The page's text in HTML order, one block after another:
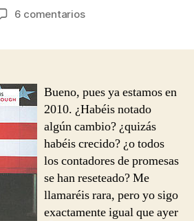
6 comentariosen
Nina
Persson
Your
Love
Alone
Is
Not
Enough
Bueno, pues ya estamos en
2010. ¿Habéis notado
algún cambio? ¿quizás
habéis crecido? ¿o todos
los contadores de promesas
se han reseteado? Me
llamaréis rara, pero yo sigo
exactamente igual que ayer